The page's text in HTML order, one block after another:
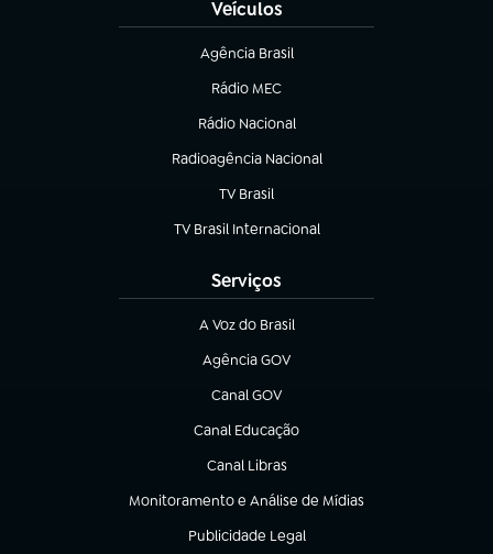
Veículos
Agência Brasil
(abre em nova aba)
Rádio MEC
(abre em nova aba)
Rádio Nacional
Radioagência Nacional
(abre em nova aba)
TV Brasil
(abre em nova aba)
TV Brasil Internacional
(abre em nova aba)
Serviços
A Voz do Brasil
(abre em nova aba)
Agência GOV
(abre em nova aba)
Canal GOV
(abre em nova aba)
Canal Educação
(abre em nova aba)
Canal Libras
(abre em nova aba)
Monitoramento e Análise de Mídias
(abre em nova aba)
Publicidade Legal
(abre em nova aba)